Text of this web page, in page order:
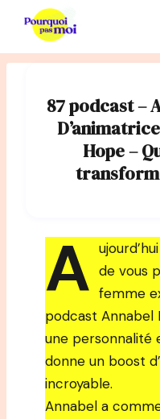
contenu
87 podcast –
Hope –
A de vous
femme
podcast Annabel
une personnalité
donne un boost
incroyable.
Annabel a